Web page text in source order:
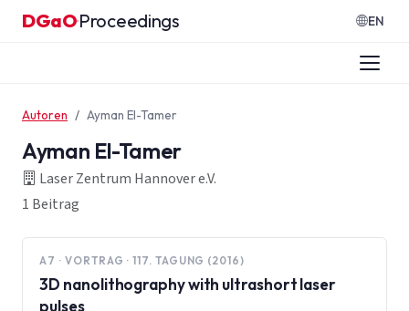
Zum Inhalt springen
DGaO·Proceedings EN
Autoren Ayman El-Tamer
Ayman El-Tamer
Laser Zentrum Hannover e.V.
1 Beitrag
A7 · VORTRAG · 117. TAGUNG (2016)
3D nanolithography with ultrashort laser
pulses